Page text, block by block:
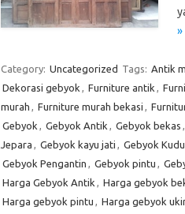
»
Category: Uncategorized Tags: Antik
Dekorasi gebyok , Furniture antik ,
murah , Furniture murah bekasi ,
Gebyok , Gebyok Antik , Gebyok bekas ,
Jepara , Gebyok kayu jati , Gebyok
Gebyok Pengantin , Gebyok pintu ,
Harga Gebyok Antik , Harga gebyok
Harga gebyok pintu , Harga gebyok